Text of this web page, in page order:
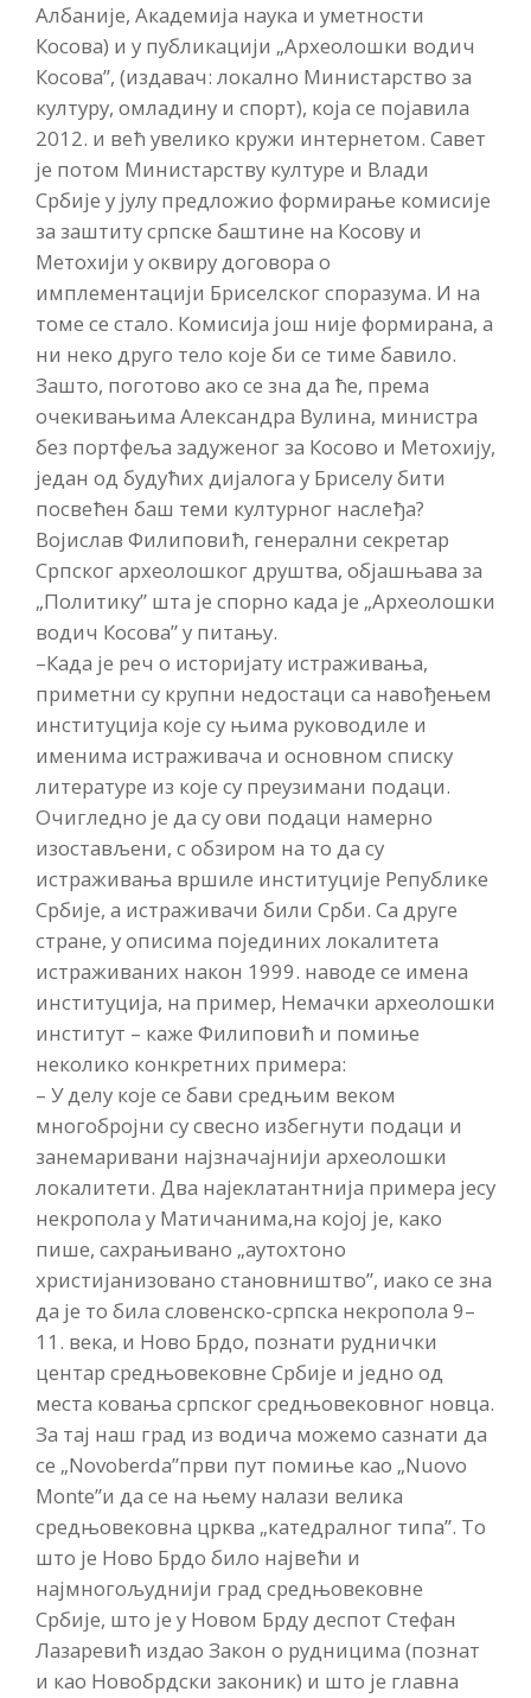
Албаније, Академија наука и уметности
Косова) и у публикацији „Археолошки водич
Косова”, (издавач: локално Министарство за
културу, омладину и спорт), која се појавила
2012. и већ увелико кружи интернетом. Савет
је потом Министарству културе и Влади
Србије у јулу предложио формирање комисије
за заштиту српске баштине на Косову и
Метохији у оквиру договора о
имплементацији Бриселског споразума. И на
томе се стало. Комисија још није формирана, а
ни неко друго тело које би се тиме бавило.
Зашто, поготово ако се зна да ће, према
очекивањима Александра Вулина, министра
без портфеља задуженог за Косово и Метохију,
један од будућих дијалога у Бриселу бити
посвећен баш теми културног наслеђа?
Војислав Филиповић, генерални секретар
Српског археолошког друштва, објашњава за
„Политику” шта је спорно када је „Археолошки
водич Косова” у питању.
–Када је реч о историјату истраживања,
приметни су крупни недостаци са навођењем
институција које су њима руководиле и
именима истраживача и основном списку
литературе из које су преузимани подаци.
Очигледно је да су ови подаци намерно
изостављени, с обзиром на то да су
истраживања вршиле институције Републике
Србије, а истраживачи били Срби. Са друге
стране, у описима појединих локалитета
истраживаних након 1999. наводе се имена
институција, на пример, Немачки археолошки
институт – каже Филиповић и помиње
неколико конкретних примера:
– У делу које се бави средњим веком
многобројни су свесно избегнути подаци и
занемаривани најзначајнији археолошки
локалитети. Два најеклатантнија примера јесу
некропола у Матичанима,на којој је, како
пише, сахрањивано „аутохтоно
христијанизовано становништво”, иако се зна
да је то била словенско-српска некропола 9–
11. века, и Ново Брдо, познати руднички
центар средњовековне Србије и једно од
места ковања српског средњовековног новца.
За тај наш град из водича можемо сазнати да
се „Novoberda”први пут помиње као „Nuovo
Monte”и да се на њему налази велика
средњовековна црква „катедралног типа”. То
што је Ново Брдо било највећи и
најмногољуднији град средњовековне
Србије, што је у Новом Брду деспот Стефан
Лазаревић издао Закон о рудницима (познат
и као Новобрдски законик) и што је главна